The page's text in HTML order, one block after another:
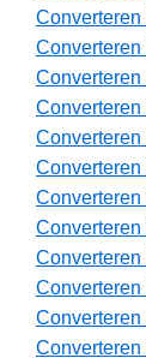
Converteren
Converteren
Converteren